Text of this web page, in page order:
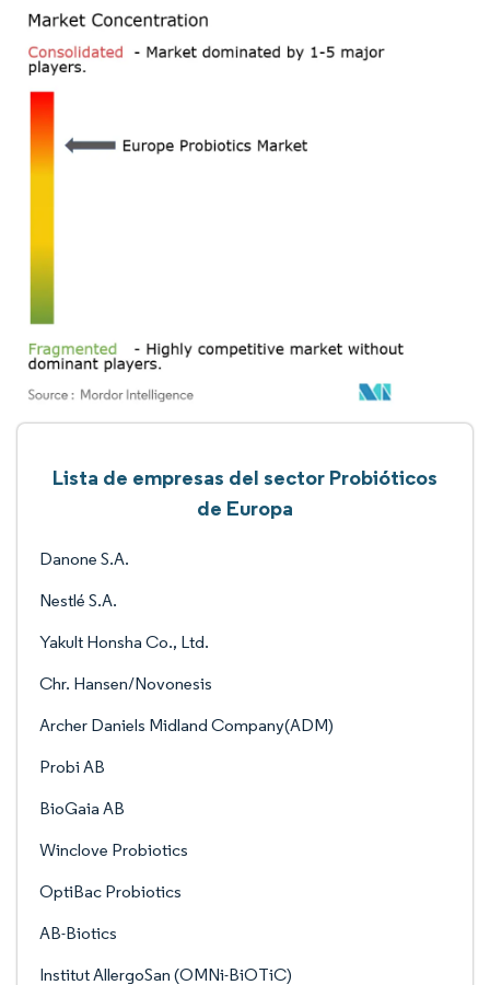
Lista de empresas del sector Probióticos
de Europa
Danone S.A.
Nestlé S.A.
Yakult Honsha Co., Ltd.
Chr. Hansen/Novonesis
Archer Daniels Midland Company(ADM)
Probi AB
BioGaia AB
Winclove Probiotics
OptiBac Probiotics
AB-Biotics
Institut AllergoSan (OMNi-BiOTiC)